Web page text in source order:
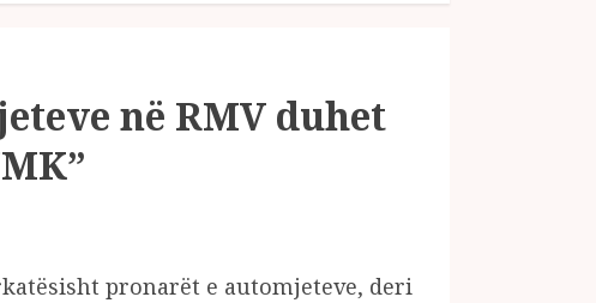
në RMV duhet
pronarët e automjeteve, deri